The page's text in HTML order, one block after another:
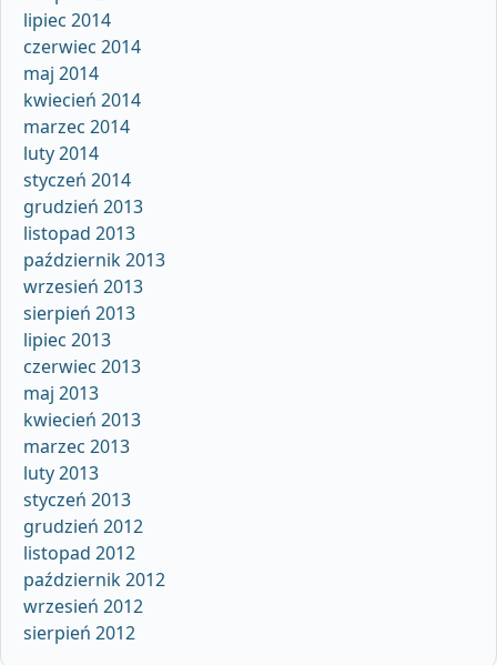
lipiec 2014
czerwiec 2014
maj 2014
kwiecień 2014
marzec 2014
luty 2014
styczeń 2014
grudzień 2013
listopad 2013
październik 2013
wrzesień 2013
sierpień 2013
lipiec 2013
czerwiec 2013
maj 2013
kwiecień 2013
marzec 2013
luty 2013
styczeń 2013
grudzień 2012
listopad 2012
październik 2012
wrzesień 2012
sierpień 2012